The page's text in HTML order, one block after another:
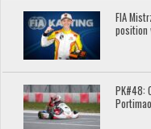
FIA
position
PK#48: